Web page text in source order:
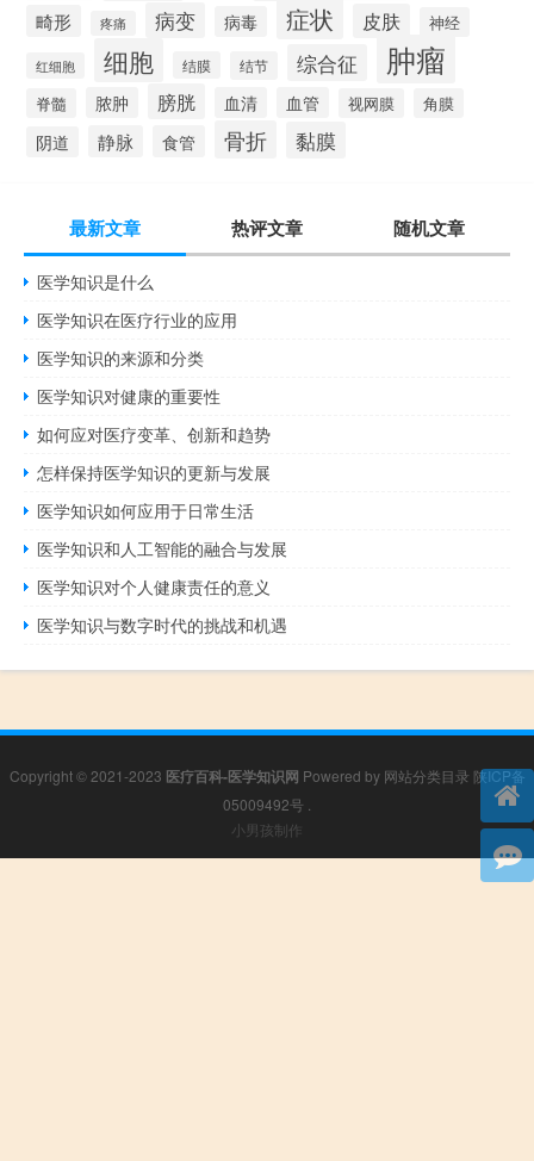
畸形 疼痛 病变 病毒 症状 皮肤 神经
红细胞 细胞 结膜 结节 综合征 肿瘤
脊髓 脓肿 膀胱 血清 血管 视网膜 角膜
阴道 静脉 食管 骨折 黏膜
最新文章 热评文章 随机文章
医学知识是什么
医学知识在医疗行业的应用
医学知识的来源和分类
医学知识对健康的重要性
如何应对医疗变革、创新和趋势
怎样保持医学知识的更新与发展
医学知识如何应用于日常生活
医学知识和人工智能的融合与发展
医学知识对个人健康责任的意义
医学知识与数字时代的挑战和机遇
Copyright © 2021-2023 医疗百科-医学知识网 Powered by 网站分类目录 陕ICP备
05009492号
小男孩制作